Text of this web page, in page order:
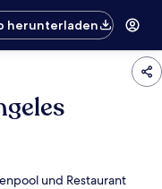
herunterladen
und Restaurant